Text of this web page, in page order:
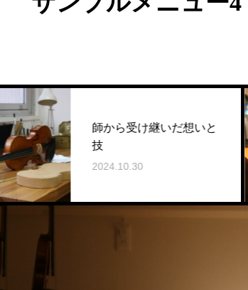
師から受け継いだ想いと
技
2024.10.30